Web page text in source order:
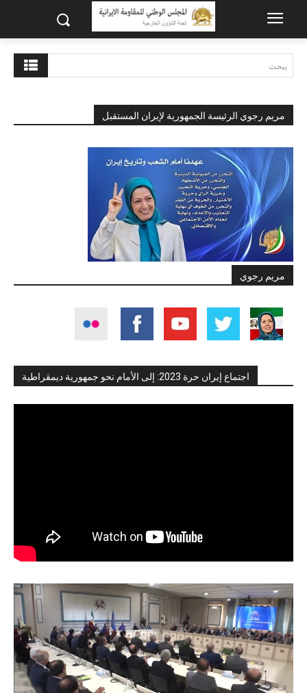
يبحث
مريم رجوي الرئيسة الجمهورية لإيران المستقبل
مريم رجوي
اجتماع إيران حرة 2023: إلى الأمام نحو جمهورية ديمقراطية